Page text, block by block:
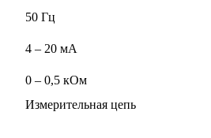
50 Гц
4 – 20 мА
0 – 0,5 кОм
Измерительная цепь